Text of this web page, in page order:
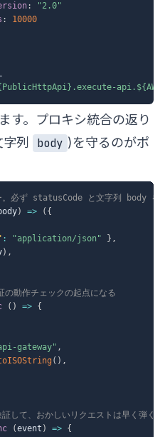
:
"2.0"
: 10000
す。プロキシ統合の返り
列 body )を守るのがポ
。必ず statusCode と文字列 body を
) => ( {
: "application/json" } ,
) ,
動作チェックの起点になる
( ) => {
gateway" ,
( ) ,
して、おかしいリクエストは早く弾く
(event ) => {